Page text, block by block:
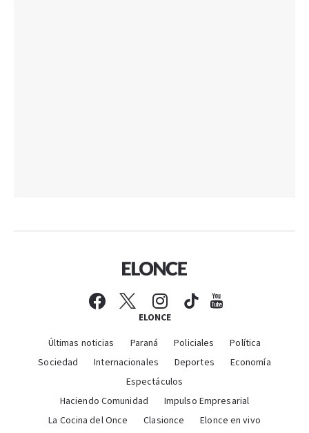
ELONCE
Últimas noticias Paraná Policiales
Política
Sociedad
Internacionales Deportes
Economía
Espectáculos
Haciendo Comunidad
Impulso Empresarial
La Cocina del Once
Clasionce Elonce en vivo